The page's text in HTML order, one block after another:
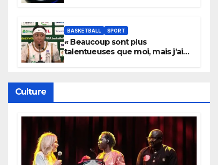
BASKETBALL SPORT
« Beaucoup sont plus
talentueuses que moi, mais j’ai
Culture